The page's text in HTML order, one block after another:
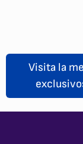
Visita la